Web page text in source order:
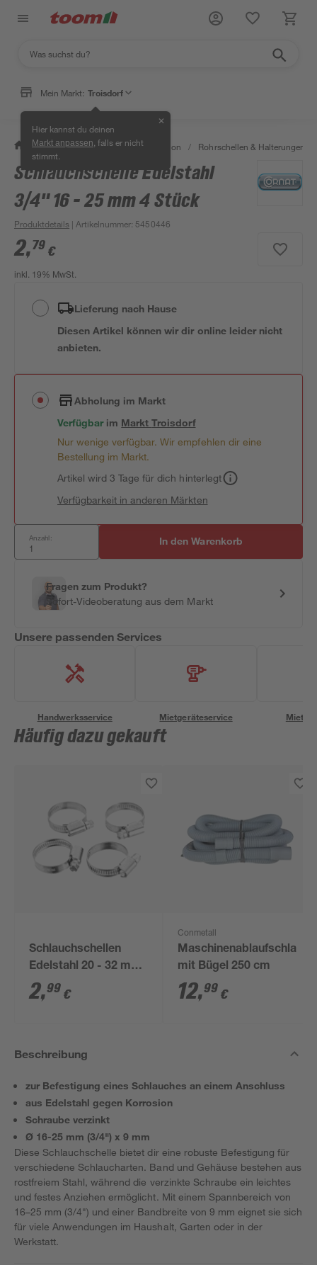
Mein Markt: Troisdorf
Hier kannst du deinen
Markt anpassen , falls er nicht
stimmt.
✕
/ Bad & Sanitär / Sanitärinstallation / Rohrschellen & Halterungen
Schlauchschelle Edelstahl
3/4" 16 - 25 mm 4 Stück
Produktdetails | Artikelnummer: 5450446
2,79 €
inkl. 19% MwSt.
Lieferung nach Hause
Diesen Artikel können wir dir online leider nicht
anbieten.
Abholung im Markt
Verfügbar im MarktTroisdorf
Nur wenige verfügbar. Wir empfehlen dir eine
Bestellung im Markt.
Artikel wird 3 Tage für dich hinterlegt
Verfügbarkeit in anderen Märkten
Anzahl: In den Warenkorb
Fragen zum Produkt?
Sofort-Videoberatung aus dem Markt
Unsere passenden Services
Handwerksservice Mietgeräteservice
Häufig dazu gekauft
Schlauchschellen
Edelstahl 20 - 32 mm
(1") 4 Stück
2,99 €
Conmetall
Maschinenablaufschlauch
mit Bügel 250 cm
12,99 €
Beschreibung
zur Befestigung eines Schlauches an einem Anschluss
aus Edelstahl gegen Korrosion
Schraube verzinkt
Ø 16-25 mm (3/4") x 9 mm
Diese Schlauchschelle bietet dir eine robuste Befestigung für
verschiedene Schlaucharten. Band und Gehäuse bestehen aus
rostfreiem Stahl, während die verzinkte Schraube ein leichtes
und festes Anziehen ermöglicht. Mit einem Spannbereich von
16–25 mm (3/4") und einer Bandbreite von 9 mm eignet sie sich
für viele Anwendungen im Haushalt, Garten oder in der
Werkstatt.